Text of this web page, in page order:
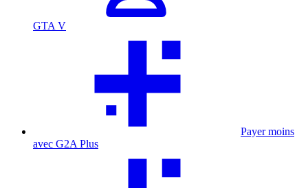
GTA V
Payer moins
avec G2A Plus